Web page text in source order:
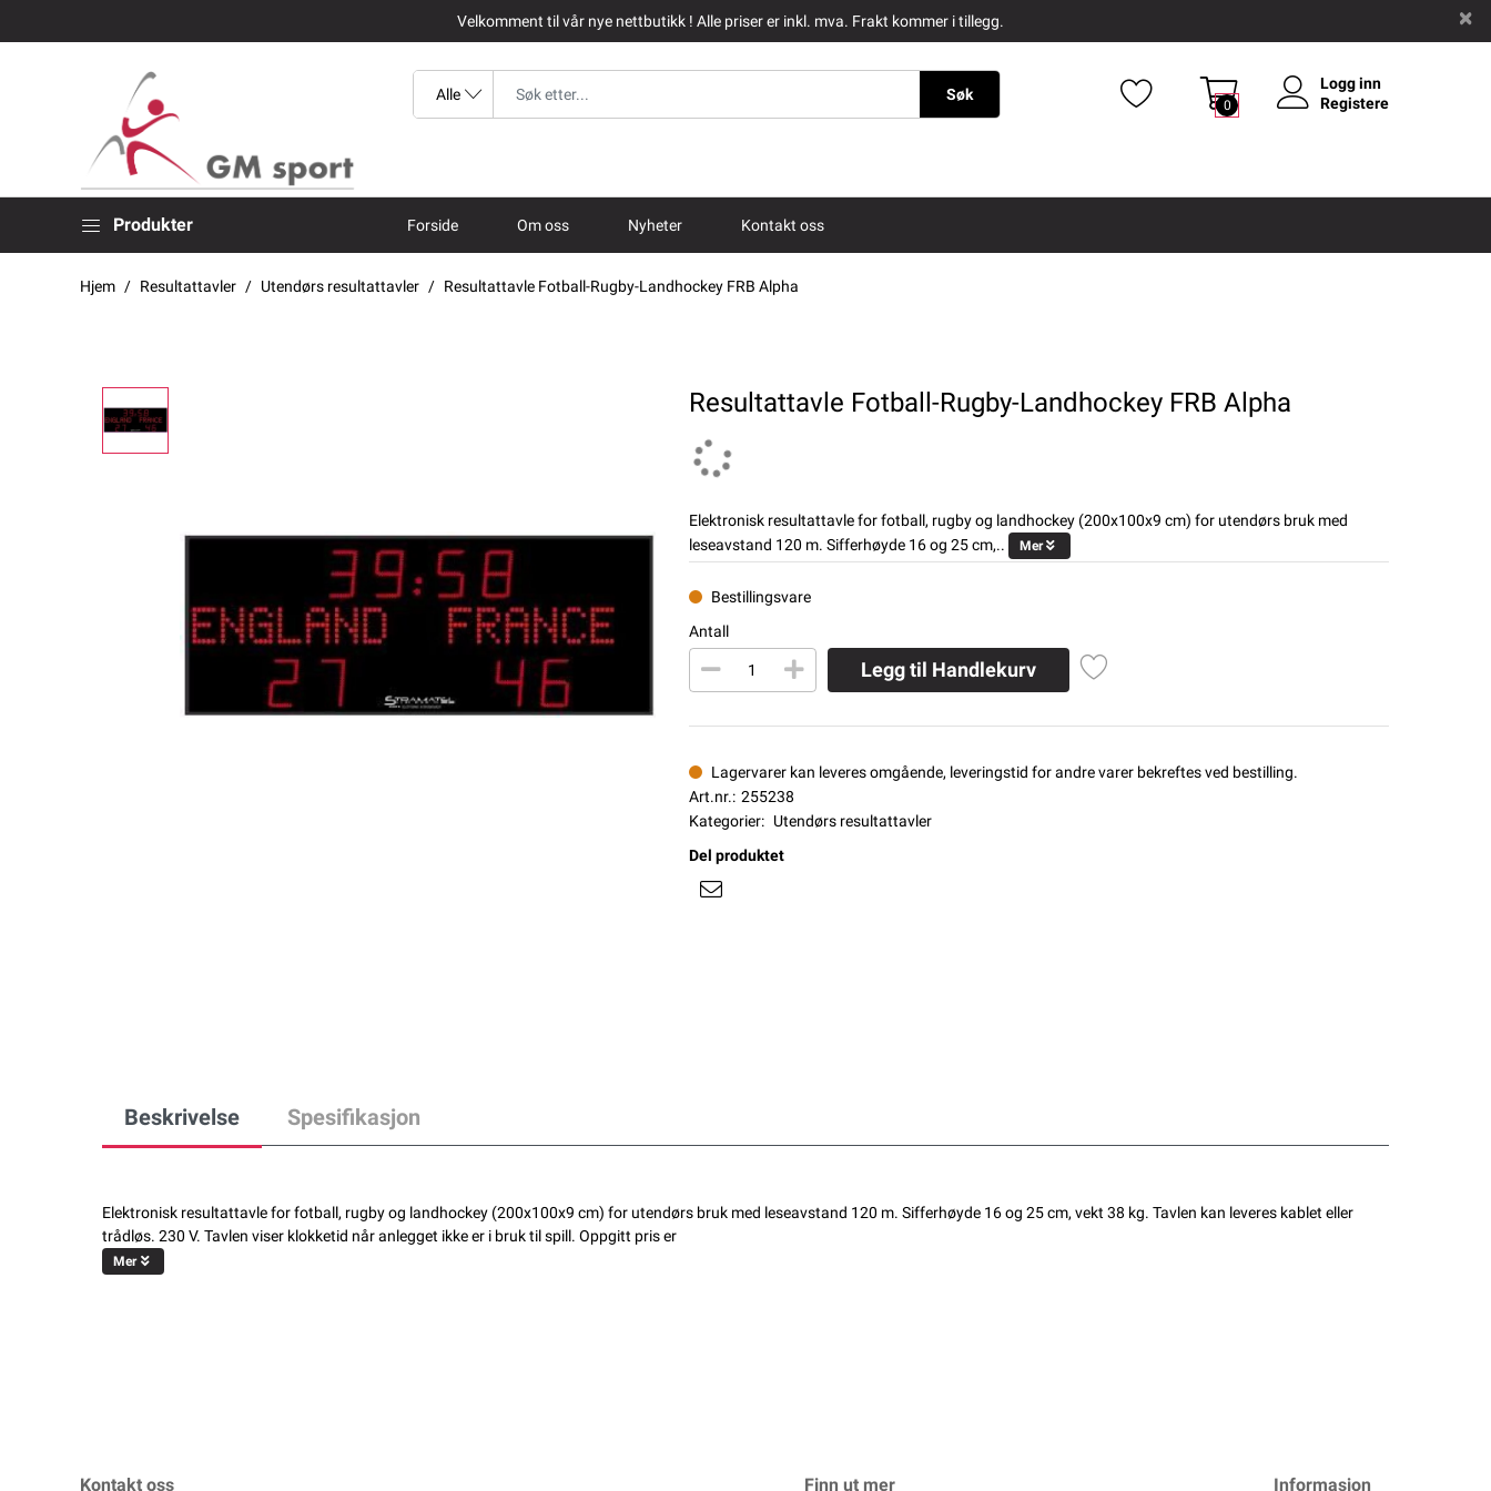
Velkomment til vår nye nettbutikk ! Alle priser er inkl. mva. Frakt kommer i tillegg.
Søk
0
Logg inn
Registere
Produkter Forside Om oss Nyheter Kontakt oss
Hjem Resultattavler Utendørs resultattavler Resultattavle Fotball-Rugby-Landhockey FRB Alpha
Resultattavle Fotball-Rugby-Landhockey FRB Alpha
Elektronisk resultattavle for fotball, rugby og landhockey (200x100x9 cm) for utendørs bruk med
leseavstand 120 m. Sifferhøyde 16 og 25 cm,..
Mer
Bestillingsvare
Antall
Legg til Handlekurv
Lagervarer kan leveres omgående, leveringstid for andre varer bekreftes ved bestilling.
Art.nr.: 255238
Kategorier: Utendørs resultattavler
Del produktet
Beskrivelse Spesifikasjon
Elektronisk resultattavle for fotball, rugby og landhockey (200x100x9 cm) for utendørs bruk med leseavstand 120 m. Sifferhøyde 16 og 25 cm, vekt 38 kg. Tavlen kan leveres kablet eller
trådløs. 230 V. Tavlen viser klokketid når anlegget ikke er i bruk til spill. Oppgitt pris er
Mer
Kontakt oss Finn ut mer Informasjon